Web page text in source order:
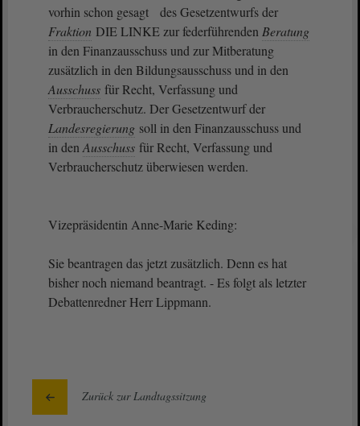
vorhin schon gesagt des Gesetzentwurfs der
Fraktion DIE LINKE zur federführenden Beratung
in den Finanzausschuss und zur Mitberatung
zusätzlich in den Bildungsausschuss und in den
Ausschuss für Recht, Verfassung und
Verbraucherschutz. Der Gesetzentwurf der
Landesregierung soll in den Finanzausschuss und
in den Ausschuss für Recht, Verfassung und
Verbraucherschutz überwiesen werden.
Vizepräsidentin Anne-Marie Keding:
Sie beantragen das jetzt zusätzlich. Denn es hat
bisher noch niemand beantragt. - Es folgt als letzter
Debattenredner Herr Lippmann.
Zurück zur Landtagssitzung